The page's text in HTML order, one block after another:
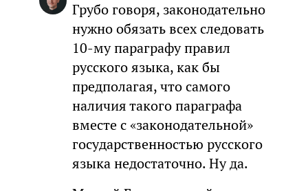
Грубо говоря, законодательно
нужно обязать всех следовать
10-му параграфу правил
русского языка, как бы
предполагая, что самого
наличия такого параграфа
вместе с «законодательной»
государственностью русского
языка недостаточно. Ну да.